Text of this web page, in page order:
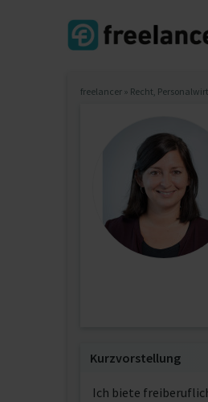
freelancer » Recht,
Kurzvorstellung
Ich biete